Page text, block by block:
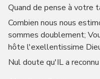
Quand de pense à votre
Combien nous nous
sommes doublement;
hôte l'exellentissime
Nul doute qu'IL a